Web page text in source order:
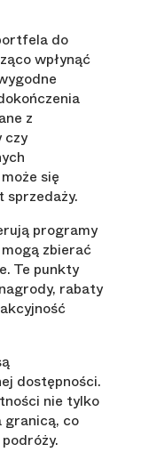
do
wpłynąć
z
czy
się
sprzedaży.
programy
zbierać
Te punkty
rabaty
dostępności.
nie tylko
granicą, co